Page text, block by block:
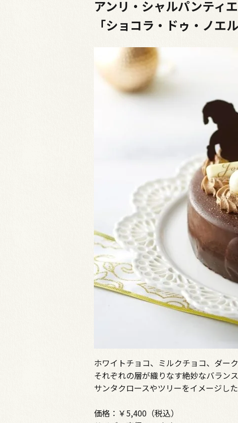
アンリ・シャルパンティエ
「ショコラ・ドゥ・ノエル
ホワイトチョコ、ミルクチョコ、ダー
それぞれの層が織りなす絶妙なバラン
サンタクロースやツリーをイメージし
価格：￥5,400（税込）